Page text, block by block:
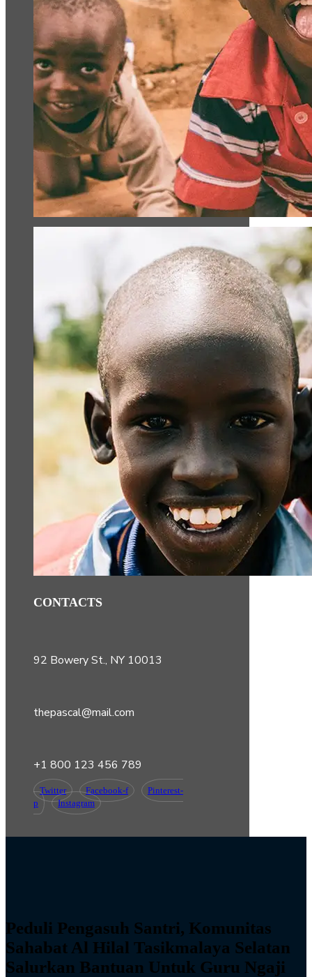
CONTACTS
92 Bowery St., NY 10013
thepascal@mail.com
+1 800 123 456 789
Twitter Facebook-f
Pinterest-
p
Instagram
Peduli Pengasuh Santri, Komunitas
Sahabat Al Hilal Tasikmalaya Selatan
Salurkan Bantuan Untuk Guru Ngaji